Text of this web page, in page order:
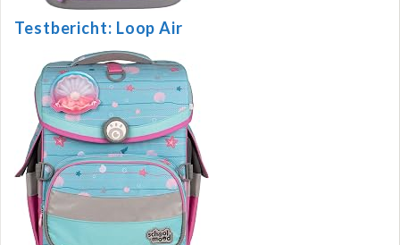
Testbericht: Loop Air